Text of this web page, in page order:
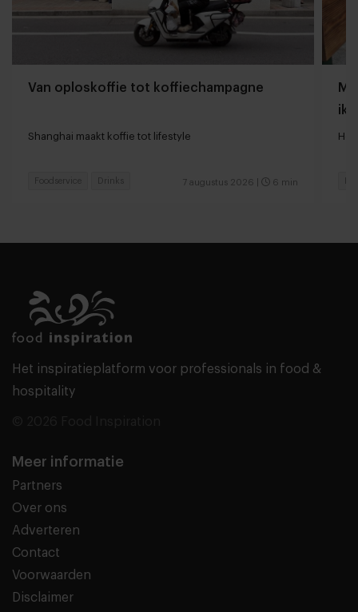
Van oploskoffie tot koffiechampagne
Shanghai maakt koffie tot lifestyle
7 augustus 2026 6 min
Foodservice Drinks
ik
Het inspiratieplatform voor professionals in food &
hospitality
Meer informatie
Partners
Over ons
Adverteren
Contact
Voorwaarden
Disclaimer